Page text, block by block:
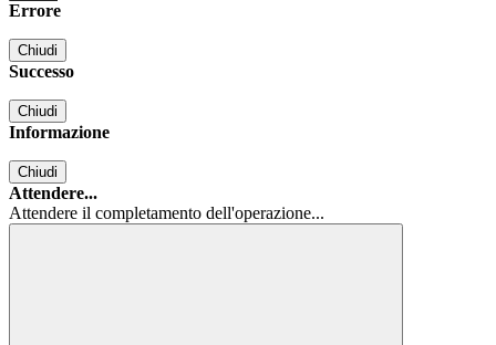
Errore
Chiudi
Successo
Chiudi
Informazione
Chiudi
Attendere...
Attendere il completamento dell'operazione...